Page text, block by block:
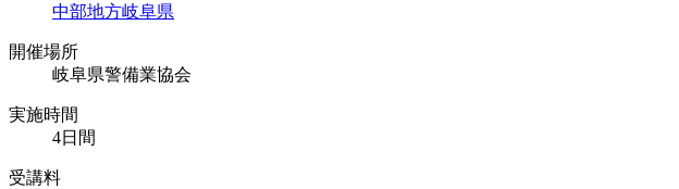
中部地方岐阜県
開催場所
岐阜県警備業協会
実施時間
4日間
受講料